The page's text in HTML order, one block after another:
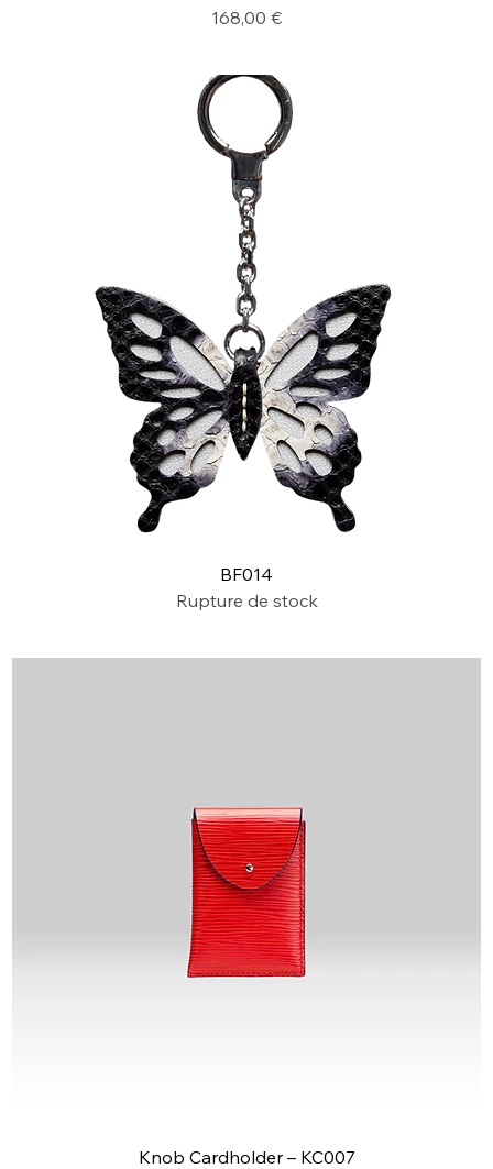
Prix
168,00 €
BF014
Rupture de stock
Knob Cardholder – KC007